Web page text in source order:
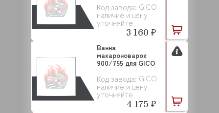
Код завода: GICO
наличие и цену
уточняйте
3 160 ₽
Код завода: GICO
наличие и цену
уточняйте
Ванна
макароноварок
900/755 для GICO
4 175 ₽